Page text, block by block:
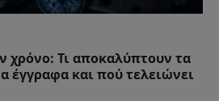
χρόνο: Τι αποκαλύπτουν τα
έγγραφα και πού τελειώνει